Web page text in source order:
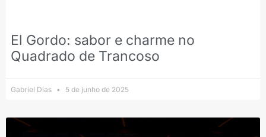
El Gordo: sabor e charme no
Quadrado de Trancoso
Gabriel Dias 5 de junho de 2025